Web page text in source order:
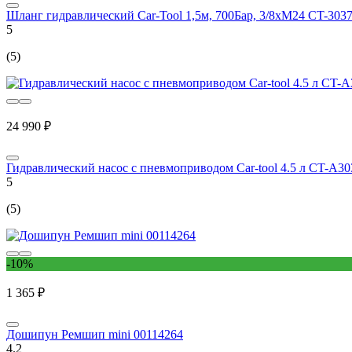
Шланг гидравлический Car-Tool 1,5м, 700Бар, 3/8хМ24 CT-
5
(5)
24 990 ₽
Гидравлический насос с пневмоприводом Car-tool 4.5 л CT-
5
(5)
-10%
1 365 ₽
Дошипун Ремшип mini 00114264
4.2